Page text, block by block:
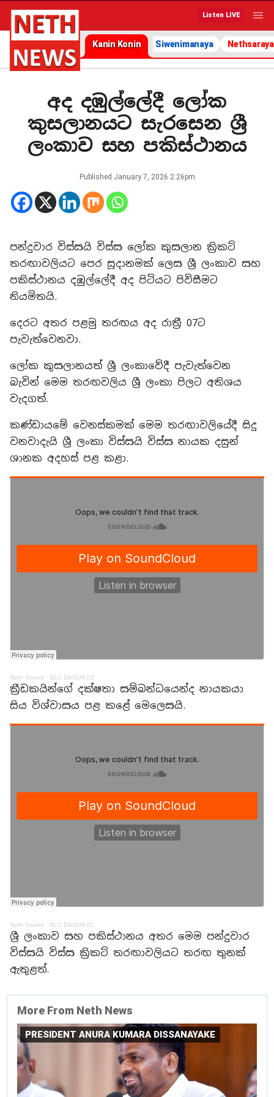
Listen LIVE
Kanin Konin Siwenimanaya Nethsaraya
අද දඹුල්ලේදී ලෝක
කුසලානයට සැරසෙන ශ්‍රී
ලංකාව සහ පකිස්ථානය
Published January 7, 2026 2:26pm
පන්දුවාර විස්සයි විස්ස ලෝක කුසලාන ක්‍රිකට්
තරඟාවලියට පෙර සූදානමක් ලෙස ශ්‍රී ලංකාව සහ
පකිස්ථානය දඹුල්ලේදී අද පිටියට පිවිසීමට
නියමිතයි.
දෙරට අතර පළමු තරඟය අද රාත්‍රී 07ට
පැවැත්වෙනවා.
ලෝක කුසලානයත් ශ්‍රී ලංකාවේදී පැවැත්වෙන
බැවින් මෙම තරඟවලිය ශ්‍රී ලංකා පිලට අතිශය
වැදගත්.
කණ්ඩායමේ වෙනස්කමක් මෙම තරඟාවලියේදී සිදු
වනවාදැයි ශ්‍රී ලංකා විස්සයි විස්ස නායක දසුන්
ශානක අදහස් පළ කළා.
Neth Sound · SLC DASUN 02
ක්‍රීඩකයින්ගේ දක්ෂතා සම්බන්ධයෙන්ද නායකයා
සිය විශ්වාසය පළ කළේ මෙලෙසයි.
Neth Sound · SLC DASUN 01
ශ්‍රී ලංකාව සහ පකිස්ථානය අතර මෙම පන්දුවාර
විස්සයි විස්ස ක්‍රිකට් තරඟාවලියට තරඟ තුනක්
ඇතුළත්.
More From Neth News
PRESIDENT ANURA KUMARA DISSANAYAKE